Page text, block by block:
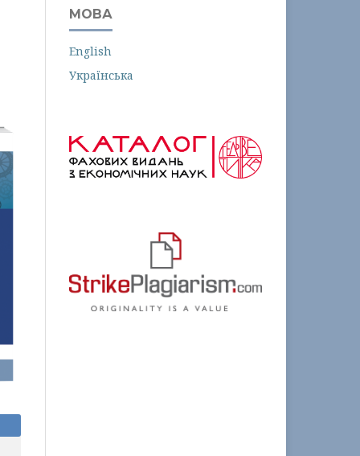
МОВА
English
Українська